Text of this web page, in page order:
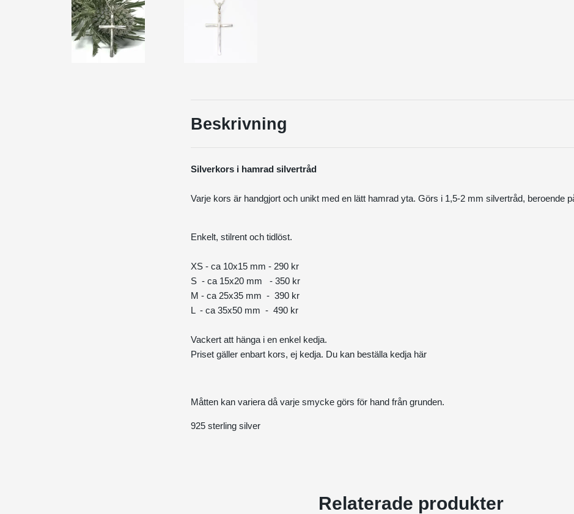
Beskrivning
Silverkors i hamrad silvertråd
Varje kors är handgjort och unikt med en lätt hamrad yta. Görs i 1,5-2 mm silvertråd, beroende
Enkelt, stilrent och tidlöst.
XS - ca 10x15 mm - 290 kr
S - ca 15x20 mm - 350 kr
M - ca 25x35 mm - 390 kr
L - ca 35x50 mm - 490 kr
Vackert att hänga i en enkel kedja.
Priset gäller enbart kors, ej kedja. Du kan beställa kedja här
Måtten kan variera då varje smycke görs för hand från grunden.
925 sterling silver
Relaterade produkter